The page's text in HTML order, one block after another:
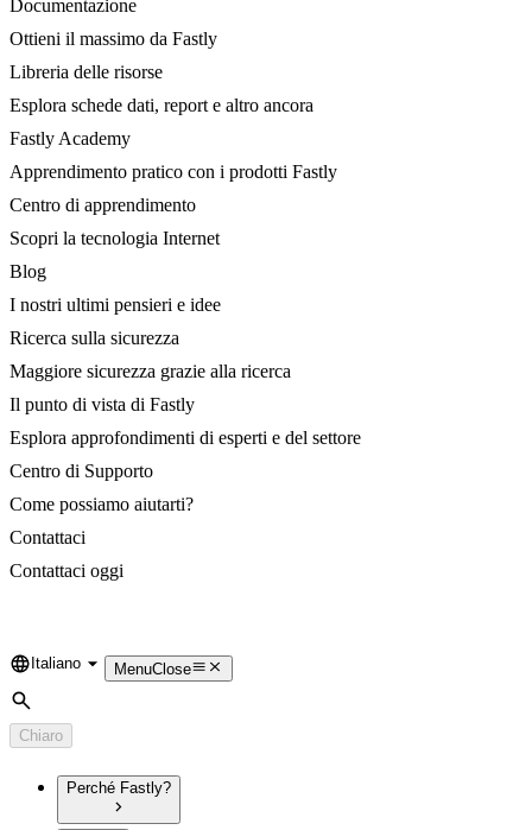
Documentazione
Ottieni il massimo da Fastly
Libreria delle risorse
Esplora schede dati, report e altro ancora
Fastly Academy
Apprendimento pratico con i prodotti Fastly
Centro di apprendimento
Scopri la tecnologia Internet
Blog
I nostri ultimi pensieri e idee
Ricerca sulla sicurezza
Maggiore sicurezza grazie alla ricerca
Il punto di vista di Fastly
Esplora approfondimenti di esperti e del settore
Centro di Supporto
Come possiamo aiutarti?
Contattaci
Contattaci oggi
Language
Italiano MenuClose
Cerca
Chiaro
Perché Fastly?